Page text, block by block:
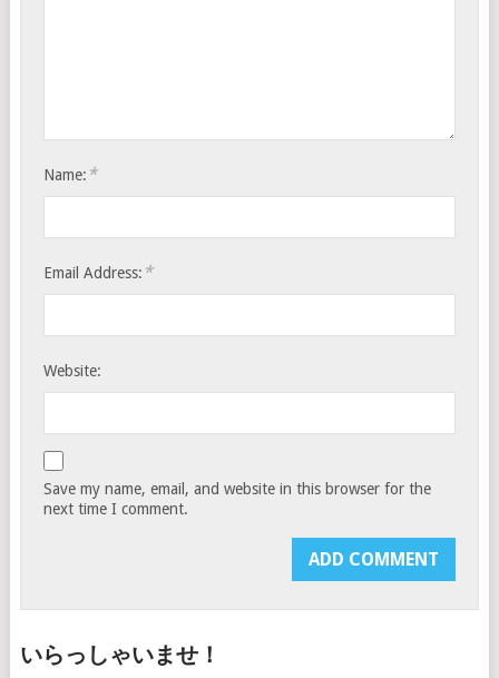
Name: *
Email Address: *
Website:
Save my name, email, and website in this browser for the
next time I comment.
いらっしゃいませ！